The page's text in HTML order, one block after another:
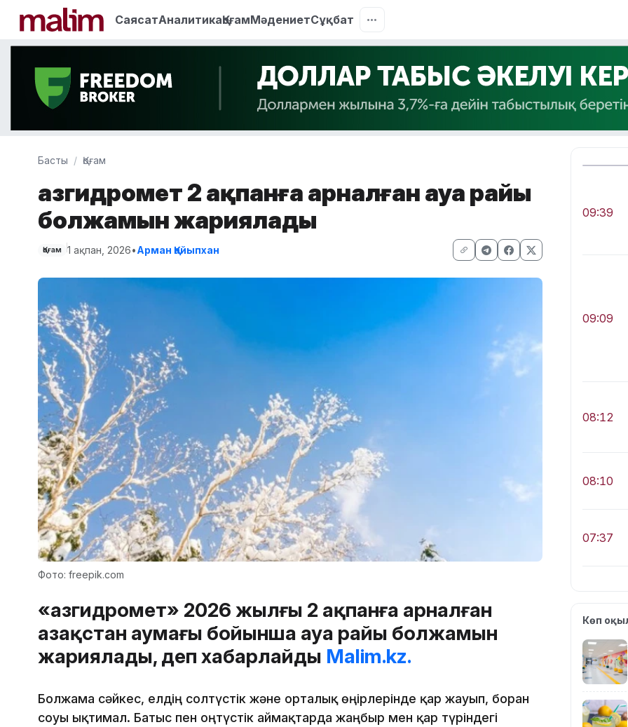
СаясатАналитикаҚоғамМәдениетСұқбат
Басты Қоғам
Қазгидромет 2 ақпанға арналған ауа райы
болжамын жариялады
Қоғам 1 ақпан, 2026•Арман Қайыпхан
Фото: freepik.com
«Қазгидромет» 2026 жылғы 2 ақпанға арналған
Қазақстан аумағы бойынша ауа райы болжамын
жариялады, деп хабарлайды Malim.kz.
Болжамға сәйкес, елдің солтүстік және орталық өңірлерінде қар жауып, боран
соғуы ықтимал. Батыс пен оңтүстік аймақтарда жаңбыр мен қар түріндегі
09:39
09:09
08:12
08:10
07:37
23:11
Көп